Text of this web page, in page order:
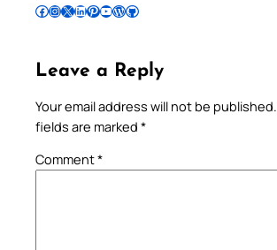
Follow Pradeep on Facebook Follow Pradeep on InstagramFollow Pradeep on X Follow Pradeep on LinkedIn Follow Pradeep on Pinterest Subscribe to Pradeep’s Youtube Channel Follow Pradeep on WordPress Follow Pradeep on GitHub
Leave a Reply
Your email address will not be published.
fields are marked *
Comment*